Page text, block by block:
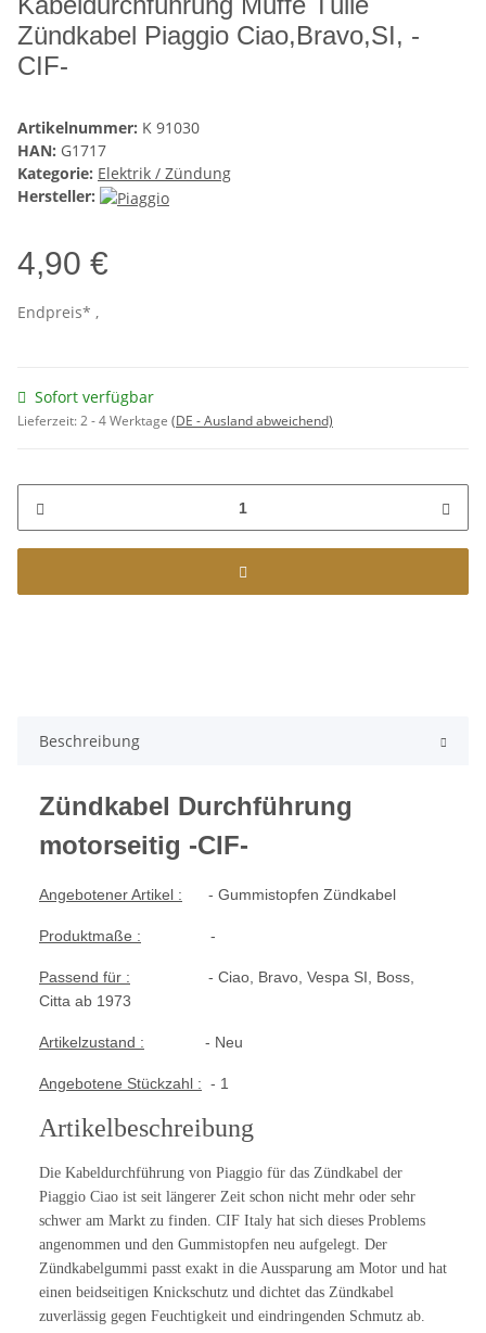
Zündkabel Piaggio Ciao,Bravo,SI, -
CIF-
Artikelnummer: K 91030
HAN: G1717
Kategorie: Elektrik / Zündung
Hersteller:
4,90 €
Endpreis* ,
Sofort verfügbar
Lieferzeit:2 - 4 Werktage (DE - Ausland abweichend)
Beschreibung
Zündkabel Durchführung
motorseitig -CIF-
Angebotener Artikel : - Gummistopfen Zündkabel
Produktmaße : -
Passend für : - Ciao, Bravo, Vespa SI, Boss,
Citta ab 1973
Artikelzustand : - Neu
Angebotene Stückzahl : - 1
Artikelbeschreibung
Die Kabeldurchführung von Piaggio für das Zündkabel der
Piaggio Ciao ist seit längerer Zeit schon nicht mehr oder sehr
schwer am Markt zu finden. CIF Italy hat sich dieses Problems
angenommen und den Gummistopfen neu aufgelegt. Der
Zündkabelgummi passt exakt in die Aussparung am Motor und hat
einen beidseitigen Knickschutz und dichtet das Zündkabel
zuverlässig gegen Feuchtigkeit und eindringenden Schmutz ab.